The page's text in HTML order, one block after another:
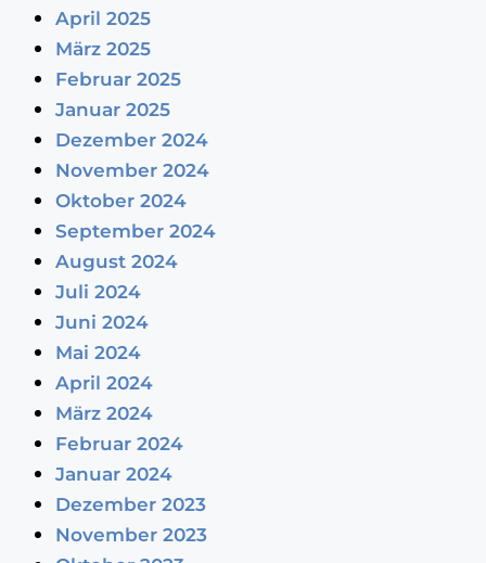
April 2025
März 2025
Februar 2025
Januar 2025
Dezember 2024
November 2024
Oktober 2024
September 2024
August 2024
Juli 2024
Juni 2024
Mai 2024
April 2024
März 2024
Februar 2024
Januar 2024
Dezember 2023
November 2023